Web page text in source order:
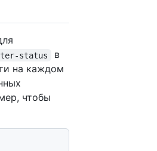
status
в
на каждом
чтобы